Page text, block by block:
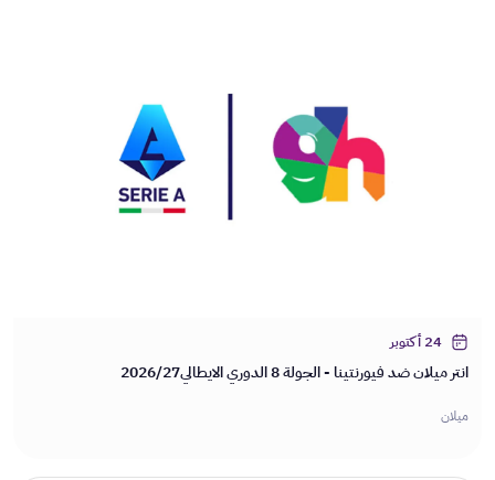
24 أكتوبر
انتر ميلان ضد فيورنتينا - الجولة 8 الدوري الايطالي2026/27
ميلان